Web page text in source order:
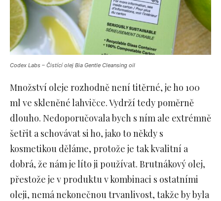
Codex Labs – Čistící olej Bia Gentle Cleansing oil
Množství oleje rozhodně není titěrné, je ho 100
ml ve skleněné lahvičce. Vydrží tedy poměrně
dlouho. Nedoporučovala bych s ním ale extrémně
šetřit a schovávat si ho, jako to někdy s
kosmetikou děláme, protože je tak kvalitní a
dobrá, že nám je líto ji používat. Brutnákový olej,
přestože je v produktu v kombinaci s ostatními
oleji, nemá nekonečnou trvanlivost, takže by byla